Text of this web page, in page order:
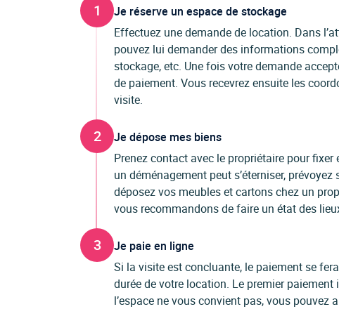
1
Je réserve un espace de stockage
Effectuez une demande de location. Dans
pouvez lui demander des informations
stockage, etc. Une fois votre demande
de paiement. Vous recevrez ensuite les
visite.
2
Je dépose mes biens
Prenez contact avec le propriétaire pour
un déménagement peut s’éterniser,
déposez vos meubles et cartons chez un
vous recommandons de faire un état des
3
Je paie en ligne
Si la visite est concluante, le paiement se
durée de votre location. Le premier
l’espace ne vous convient pas, vous